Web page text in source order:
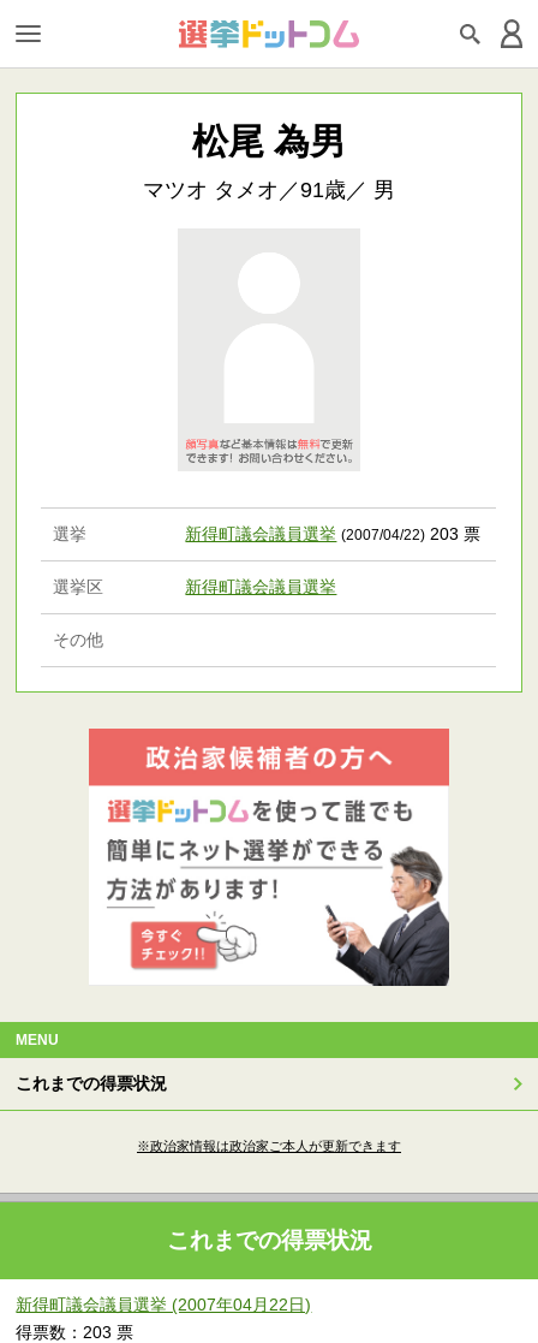
松尾 為男
マツオ タメオ／91歳／ 男
選挙 新得町議会議員選挙 (2007/04/22) 203 票
選挙区 新得町議会議員選挙
その他
MENU
これまでの得票状況
※政治家情報は政治家ご本人が更新できます
これまでの得票状況
新得町議会議員選挙 (2007年04月22日)
得票数：203 票